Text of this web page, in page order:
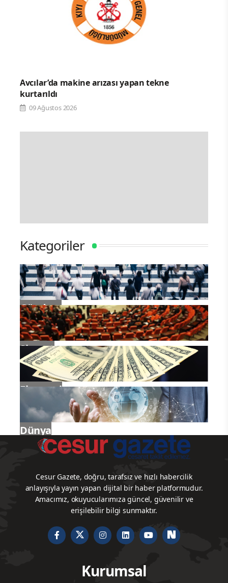
Avcılar’da makine arızası yapan tekne
kurtarıldı
09 Ağustos 2026
Kategoriler
Gündem
Siyaset
Ekonomi
Dünya
Cesur Gazete, doğru, tarafsız ve hızlı habercilik
anlayışıyla yayın yapan dijital bir haber platformudur.
Amacımız, okuyucularımıza güncel, güvenilir ve
erişilebilir bilgi sunmaktır.
Kurumsal